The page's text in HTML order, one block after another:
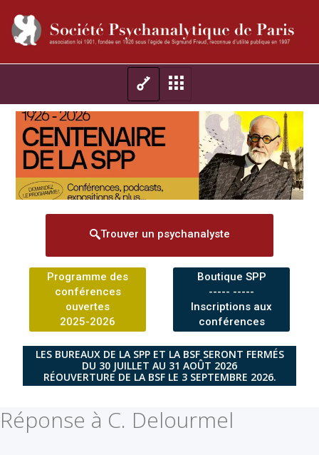
Trouver un psychanalyste
Programme des
conférences
ouvertes
2025-2026
Boutique SPP
----- -----
Inscriptions aux
conférences
LES BUREAUX DE LA SPP ET LA BSF SERONT FERMÉS
DU 30 JUILLET AU 31 AOÛT 2026
RÉOUVERTURE DE LA BSF LE 3 SEPTEMBRE 2026.
Réponse à C. Delourmel